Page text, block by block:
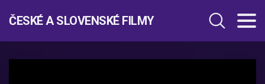
ČESKÉ A SLOVENSKÉ FILMY